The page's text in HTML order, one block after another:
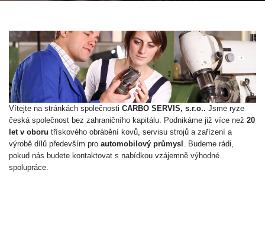
Vítejte na stránkách společnosti CARBO SERVIS, s.r.o.. Jsme ryze
česká společnost bez zahraničního kapitálu. Podnikáme již více než 20
let v oboru třískového obrábění kovů, servisu strojů a zařízení a
výrobě dílů především pro automobilový průmysl
. Budeme rádi,
pokud nás budete kontaktovat s nabídkou vzájemně výhodné
spolupráce.